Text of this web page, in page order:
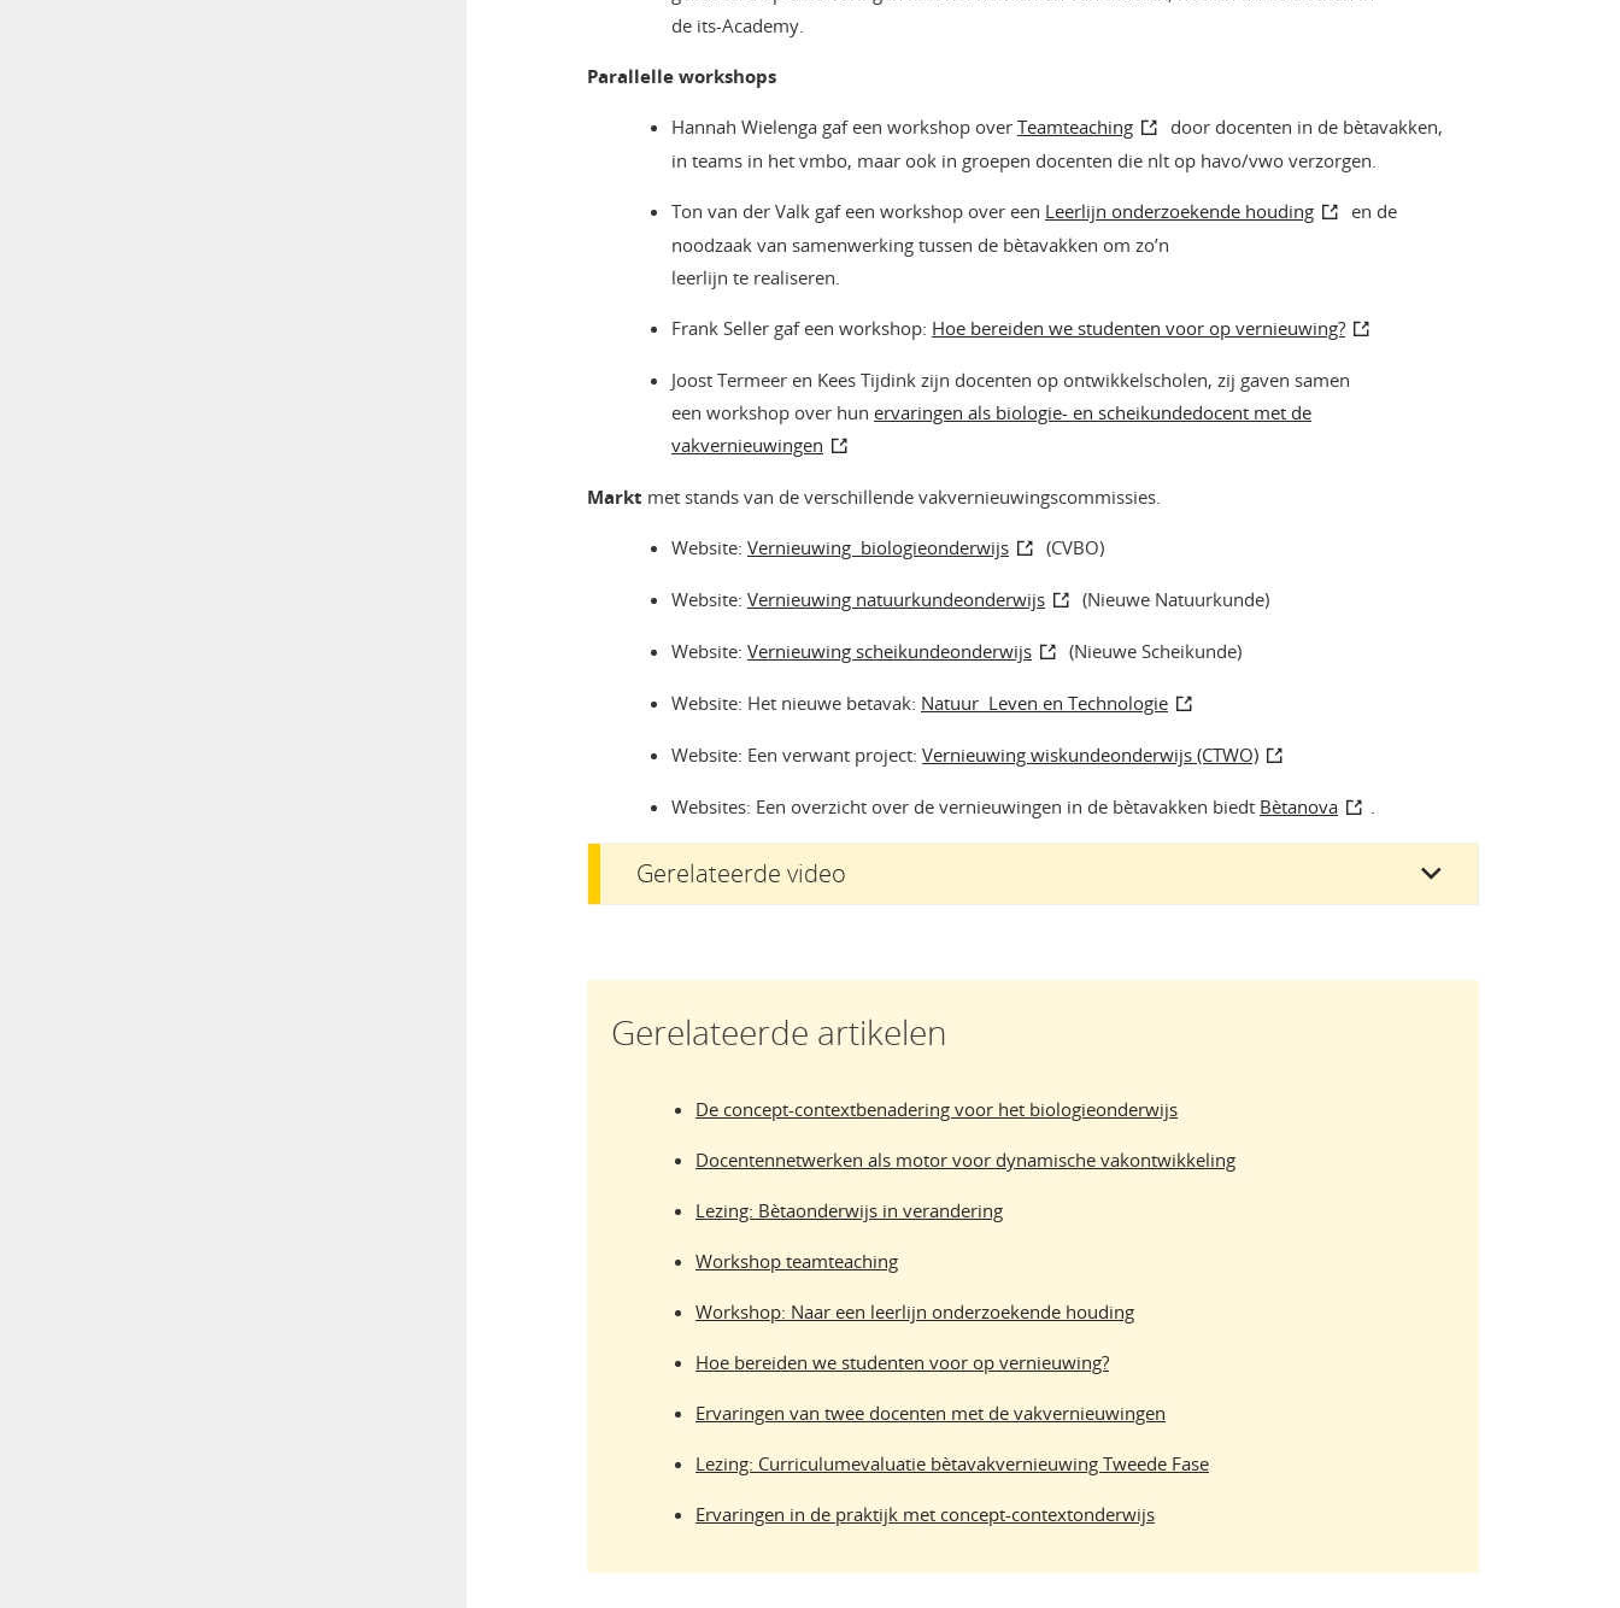
de its-Academy.
Parallelle workshops
Hannah Wielenga gaf een workshop over Teamteaching
door docenten in de bètavakken,
in teams in het vmbo, maar ook in groepen docenten die nlt op havo/vwo verzorgen.
Ton van der Valk gaf een workshop over een Leerlijn onderzoekende houding
en de
noodzaak van samenwerking tussen de bètavakken om zo’n
leerlijn te realiseren.
Frank Seller gaf een workshop: Hoe bereiden we studenten voor op vernieuwing?
Joost Termeer en Kees Tijdink zijn docenten op ontwikkelscholen, zij gaven samen
een workshop over hun ervaringen als biologie- en scheikundedocent met de
vakvernieuwingen
Markt met stands van de verschillende vakvernieuwingscommissies.
Website: Vernieuwing biologieonderwijs (CVBO)
Website: Vernieuwing natuurkundeonderwijs (Nieuwe Natuurkunde)
Website: Vernieuwing scheikundeonderwijs (Nieuwe Scheikunde)
Website: Het nieuwe betavak: Natuur Leven en Technologie
Website: Een verwant project: Vernieuwing wiskundeonderwijs (CTWO)
Websites: Een overzicht over de vernieuwingen in de bètavakken biedt Bètanova .
Gerelateerde video
Gerelateerde artikelen
De concept-contextbenadering voor het biologieonderwijs
Docentennetwerken als motor voor dynamische vakontwikkeling
Lezing: Bètaonderwijs in verandering
Workshop teamteaching
Workshop: Naar een leerlijn onderzoekende houding
Hoe bereiden we studenten voor op vernieuwing?
Ervaringen van twee docenten met de vakvernieuwingen
Lezing: Curriculumevaluatie bètavakvernieuwing Tweede Fase
Ervaringen in de praktijk met concept-contextonderwijs